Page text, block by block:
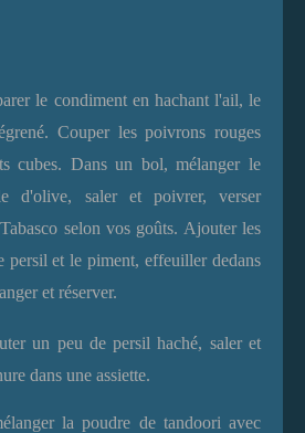
le condiment en hachant l'ail, le
Couper les poivrons rouges
cubes. Dans un bol, mélanger le
d'olive, saler et poivrer, verser
selon vos goûts. Ajouter les
persil et le piment, effeuiller dedans
et réserver.
un peu de persil haché, saler et
dans une assiette.
la poudre de tandoori avec